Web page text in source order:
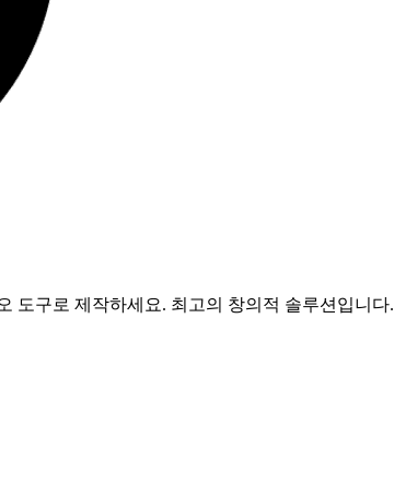
도구로 제작하세요. 최고의 창의적 솔루션입니다.